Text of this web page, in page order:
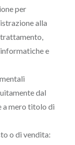
per
alla
e
dal
mero titolo di
o di vendita: